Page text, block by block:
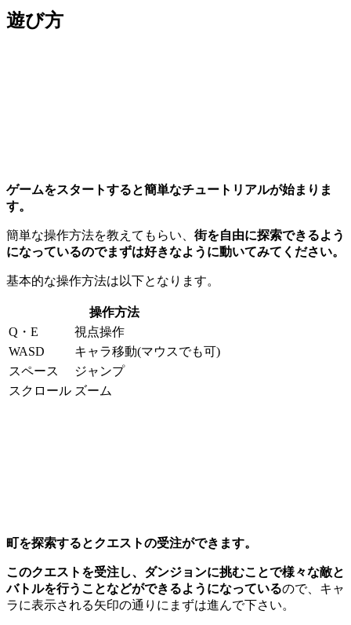
遊び方
ゲームをスタートすると簡単なチュートリアルが始まりま
す。
簡単な操作方法を教えてもらい、 街を自由に探索できるよう
になっているのでまずは好きなように動いてみてください。
基本的な操作方法は以下となります。
操作方法
Q・E
視点操作
WASD
キャラ移動(マウスでも可)
スペース
ジャンプ
スクロール ズーム
町を探索するとクエストの受注ができます。
このクエストを受注し、ダンジョンに挑むことで様々な敵と
バトルを行うことなどができるようになっているので、キャ
ラに表示される矢印の通りにまずは進んで下さい。